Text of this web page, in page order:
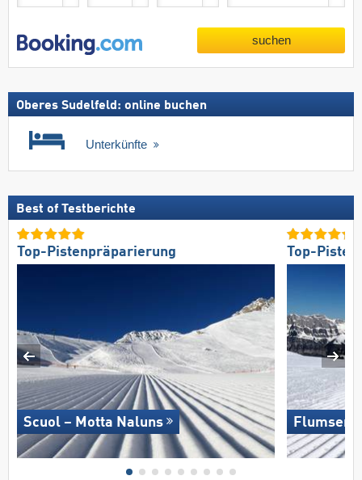
suchen
Oberes Sudelfeld: online buchen
Unterkünfte
Best of Testberichte
Top-Pistenpräparierung
Scuol – Motta Naluns
Top-